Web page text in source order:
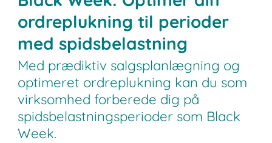
ordreplukning til perioder
med spidsbelastning
Med prædiktiv salgsplanlægning og
optimeret ordreplukning kan du som
virksomhed forberede dig på
spidsbelastningsperioder som Black
Week.